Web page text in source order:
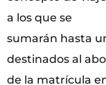
a los que se
sumarán hasta
destinados al
de la matrícula